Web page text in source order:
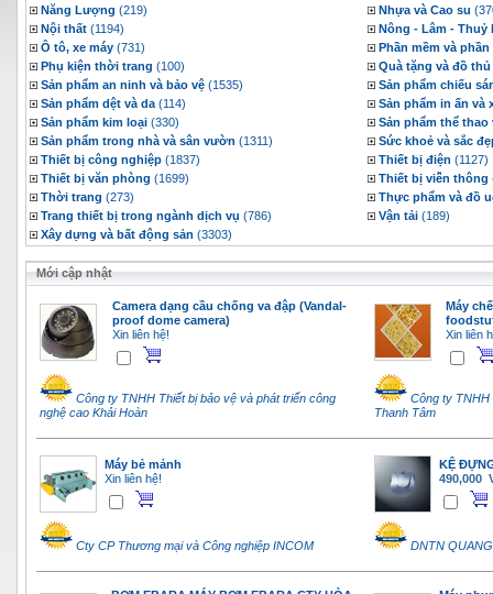
Năng Lượng (219) Nhựa và Cao su
Nội thất (1194)
Nông - Lâm - Thuỷ
Ô tô, xe máy (731)
Phần mềm và
Phụ kiện thời trang (100)
Quà tặng và đồ
Sản phẩm an ninh và bảo vệ (1535)
Sản phẩm chiếu
Sản phẩm dệt và da (114)
Sản phẩm in ấn và
Sản phẩm kim loại (330)
Sản phẩm thể thao
Sản phẩm trong nhà và sân vườn (1311)
Sức khoẻ và sắc
Thiết bị công nghiệp (1837) Thiết bị điện (1127)
Thiết bị văn phòng (1699) Thiết bị viễn thông
Thời trang (273)
Thực phẩm và đồ
Trang thiết bị trong ngành dịch vụ (786) Vận tải (189)
Xây dựng và bất động sản (3303)
Mới cập nhật
Camera dạng cầu chống va đập (Vandal-
proof dome camera)
Xin liên hệ!
Công ty TNHH Thiết bị bảo vệ và phát triển công
nghệ cao Khải Hoàn
Máy
Xin liên
Công ty TNHH
Thanh Tâm
Máy bẻ mảnh
Xin liên hệ!
Cty CP Thương mại và Công nghiệp INCOM
KỆ
490,000
DNTN